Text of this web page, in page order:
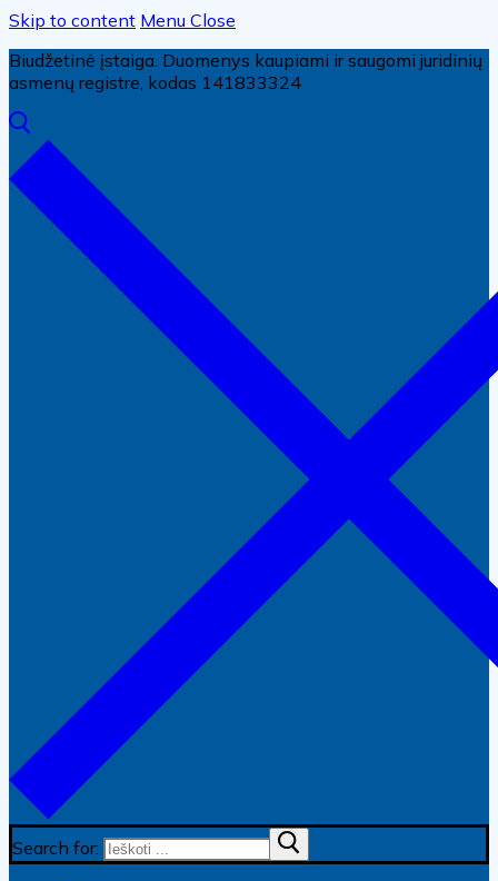
Skip to content Menu Close
Biudžetinė įstaiga. Duomenys kaupiami ir saugomi juridinių
asmenų registre, kodas 141833324
Search for: